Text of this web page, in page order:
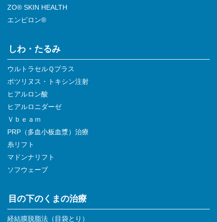
ZO® SKIN HEALTH
エンビロン®
しわ・たるみ
ウルトラセルＱプラス
ボツリヌス・トキシン注射
ヒアルロン酸
ヒアルロニダーゼ
Ｖｂｅａｍ
PRP（多血小板血漿）治療
糸リフト
マドンナリフト
ソフウェーブ
目の下のくまの治療
経結膜脱脂法（目袋とり）